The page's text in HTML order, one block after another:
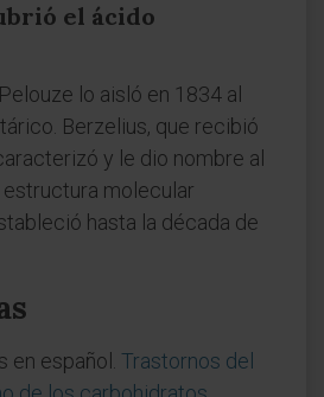
el ácido
lo aisló en 1834 al
Berzelius, que recibió
y le dio nombre al
estructura molecular
hasta la década de
en español. Trastornos del